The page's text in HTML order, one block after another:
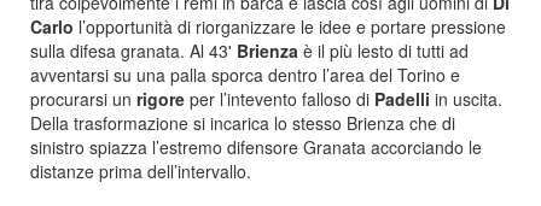
Carlo l’opportunità di riorganizzare le idee e portare pressione
sulla difesa granata. Al 43' Brienza è il più lesto di tutti ad
avventarsi su una palla sporca dentro l’area del Torino e
procurarsi un rigore per l’intevento falloso di Padelli in uscita.
Della trasformazione si incarica lo stesso Brienza che di
sinistro spiazza l’estremo difensore Granata accorciando le
distanze prima dell’intervallo.